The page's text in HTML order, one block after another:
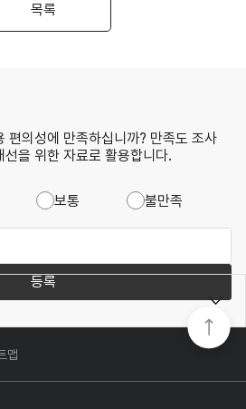
목록
편의성에 만족하십니까? 만족도 조사
을 위한 자료로 활용합니다.
보통
불만족
등록
맵